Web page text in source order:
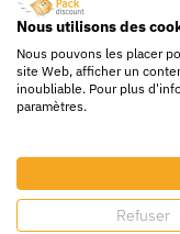
Il est
votre
Les
Nous utilisons des
Nous pouvons les placer
site Web, afficher un
inoubliable. Pour plus
paramètres.
Refuser